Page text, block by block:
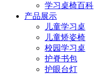
学习桌椅百科
产品展示
儿童学习桌
儿童矫姿椅
校园学习桌
护脊书包
护眼台灯